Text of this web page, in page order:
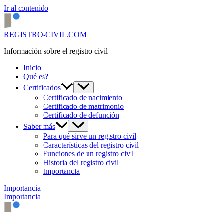
Ir al contenido
REGISTRO-CIVIL.COM
Información sobre el registro civil
Inicio
Qué es?
Certificados
Certificado de nacimiento
Certificado de matrimonio
Certificado de defunción
Saber más
Para qué sirve un registro civil
Características del registro civil
Funciones de un registro civil
Historia del registro civil
Importancia
Importancia
Importancia